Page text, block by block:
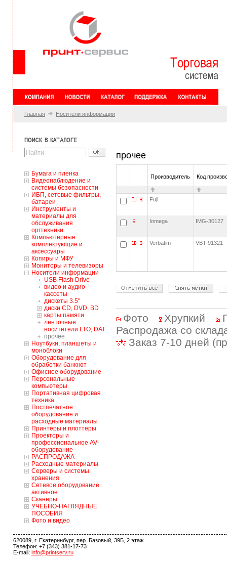
Главная Носители информации
Бумага и пленка
Видеонаблюдение и
системы безопасности
ИБП, сетевые фильтры,
батареи
Инструменты и
материалы для
обслуживания
оргтехники
Компьютерные
комплектующие и
аксессуары
Копиры и МФУ
Мониторы и телевизоры
Носители информации
USB Flash Drive
видео и аудио
кассеты
дискеты 3.5"
диски CD, DVD, BD
карты памяти
ленточные
носитетели LTO, DAT
прочее
Ноутбуки, планшеты и
моноблоки
Оборудование для
обработки банкнот
Офисное оборудование
Персональные
компьютеры
Портативная цифровая
техника
Постпечатное
оборудование и
расходные материалы
Принтеры и плоттеры
Проекторы и
профессиональное AV-
оборудование
РАСПРОДАЖА
Расходные материалы
Серверы и системы
хранения
Сетевое оборудование
активное
Сканеры
УЧЕБНО-НАГЛЯДНЫЕ
ПОСОБИЯ
Фото и видео
прочее
Производитель Код
Fuji
Iomega IMG-30127
Verbatim VBT-91321
Фото Хрупкий
Распродажа со
Заказ 7-10 дней
620089, г. Екатеринбург, пер. Базовый, 39Б, 2 этаж
Телефон: +7 (343) 381-17-73
E-mail: info@printserv.ru